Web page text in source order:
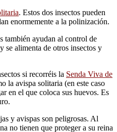
. Estos dos insectos pueden
enormemente a la polinización.
también ayudan al control de
se alimenta de otros insectos y
si recorréis la Senda Viva de
la avispa solitaria (en este caso
en el que coloca sus huevos. Es
y avispas son peligrosas. Al
no tienen que proteger a su reina